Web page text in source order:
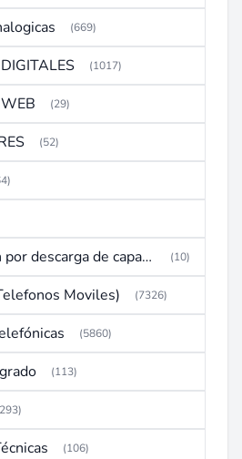
(669)
(1017)
(29)
(52)
CDI(Ignicion por descarga de capacitor) (10)
Moviles) (7326)
(5860)
(113)
(106)